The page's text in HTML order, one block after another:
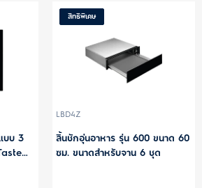
ลิ้นชักอุ่นอาหาร รุ่น 600 ขนาด 60
ซม. ขนาดสำหรับจาน 6 ชุด
เตาอบผส
แบบบิลท์อิ